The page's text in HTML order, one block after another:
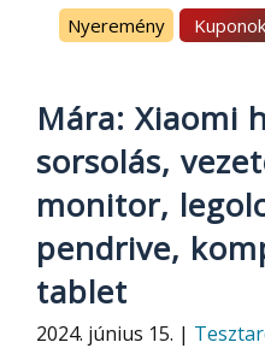
Nyeremény Kuponok
Mára: Xiaomi
sorsolás,
monitor,
pendrive,
tablet
2024. június 15. |